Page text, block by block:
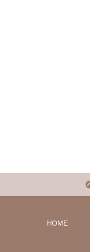
HOME